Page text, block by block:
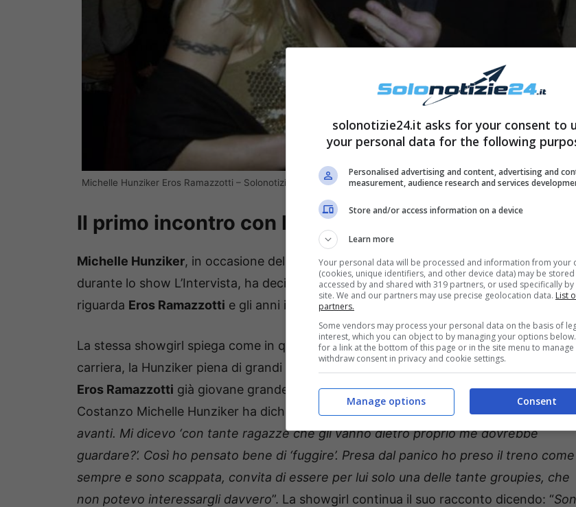
Michelle Hunziker Eros Ramazzotti – Solonotizie24
Il primo incontro con Eros Ramazzotti
Michelle Hunziker, in occasione della lunga intervista rilasciata aMaurizio Costanzo
durante lo show L’Intervista, ha deciso di raccontare una retroscena inedito che
riguarda Eros Ramazzotti e gli anni in cui i due si sono conosciuti e innamorati.
La stessa showgirl spiega come in quegli anni entrambi fossero nel pieno della loro
carriera, la Hunziker piena di grandi aspettative e appena arrivata in Italia dalla
Eros Ramazzotti già giovane grande promessa della musica italiana. Al programma di
Costanzo Michelle Hunziker ha dichiarato: “
Non pensavo proprio che sarebbe andata
avanti. Mi dicevo ‘con tante ragazze che gli vanno dietro proprio me dovrebbe
guardare?’. Così ho pensato bene di ‘fuggire’. Presa dal panico ho preso il treno come
sempre e sono scappata, convita di essere per lui solo una delle tante groupies, che
non potevo interessargli davvero”. La showgirl continua il suo racconto dicendo: “
solonotizie24.it asks for your consent to
your personal data for the following
Personalised advertising and content, advertising and
measurement, audience research and services
Store and/or access information on a device
Learn more
Your personal data will be processed and information from your
(cookies, unique identifiers, and other device data) may be stored
accessed by and shared with 319 partners, or used specifically by
site. We and our partners may use precise geolocation data. List
partners.
Some vendors may process your personal data on the basis of
interest, which you can object to by managing your options
for a link at the bottom of this page or in the site menu to
withdraw consent in privacy and cookie settings.
Consent
Manage options